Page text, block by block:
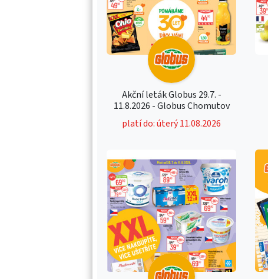
Akční leták Globus 29.7. -
11.8.2026 - Globus Chomutov
platí do: úterý 11.08.2026